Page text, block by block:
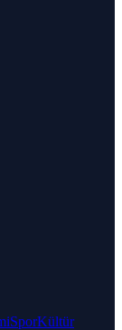
SporKültür